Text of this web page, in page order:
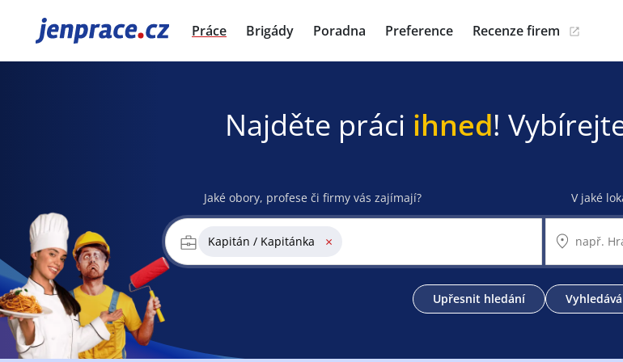
JenPráce.cz Práce Brigády Poradna Preference Recenze firem
Najděte práci ihned!
Jaké obory, profese či firmy vás zajímají?
Kapitán / Kapitánka ×
V jaké
Upřesnit hledání